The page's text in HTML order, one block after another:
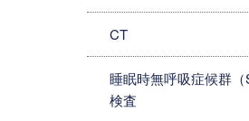
CT
睡眠時無呼吸症候群
検査